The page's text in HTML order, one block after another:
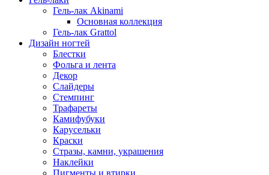
Гель-лак Akinami
Основная коллекция
Гель-лак Grattol
Дизайн ногтей
Блестки
Фольга и лента
Декор
Слайдеры
Стемпинг
Трафареты
Камифубуки
Карусельки
Краски
Стразы, камни, украшения
Наклейки
Пигменты и втирки